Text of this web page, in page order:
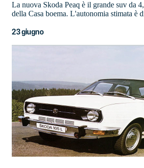
La nuova Skoda Peaq è il grande suv da
della Casa boema. L'autonomia stimata è
23 giugno